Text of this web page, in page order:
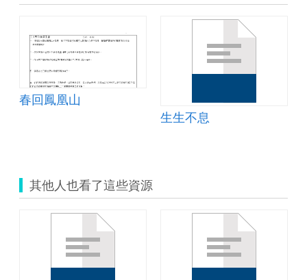
春回鳳凰山
生生不息
其他人也看了這些資源